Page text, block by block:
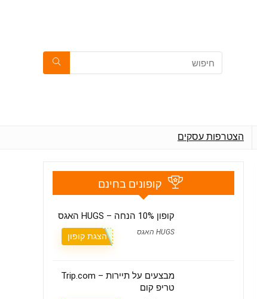
הצטרפות עסקים
קופונים בחינם
קופון 10% הנחה – HUGS האגס
HUGS האגס הצגת קופון
מבצעים על תיירות – Trip.com
טריפ קום